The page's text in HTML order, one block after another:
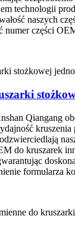
technologii
naszych
części
Qiangang
do kruszarek
formularza